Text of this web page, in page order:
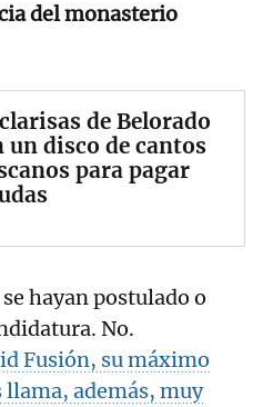
del monasterio
de Belorado
un disco de cantos
para pagar
hayan postulado o
No.
Fusión, su máximo
además, muy